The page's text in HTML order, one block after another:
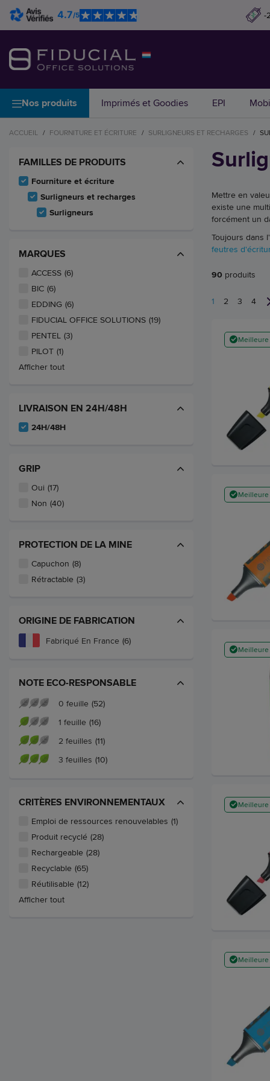
4.7/5 -
Nos produits Imprimés et Goodies EPI
ACCUEIL / FOURNITURE ET ÉCRITURE / SURLIGNEURS ET RECHARGES /
FAMILLES DE PRODUITS
Fourniture et écriture
Surligneurs et recharges
Surligneurs
MARQUES
ACCESS (6)
BIC (6)
EDDING (6)
FIDUCIAL OFFICE SOLUTIONS (19)
PENTEL (3)
PILOT (1)
Afficher tout
LIVRAISON EN 24H/48H
24H/48H
GRIP
Oui (17)
Non (40)
PROTECTION DE LA MINE
Capuchon (8)
Rétractable (3)
ORIGINE DE FABRICATION
Fabriqué En France (6)
NOTE ECO-RESPONSABLE
0 feuille (52)
1 feuille (16)
2 feuilles (11)
3 feuilles (10)
CRITÈRES ENVIRONNEMENTAUX
Emploi de ressources renouvelables (1)
Produit recyclé (28)
Rechargeable (28)
Recyclable (65)
Réutilisable (12)
Afficher tout
Mettre en
existe une
forcément un
Toujours dans
feutres
90 produits
1 2 3 4